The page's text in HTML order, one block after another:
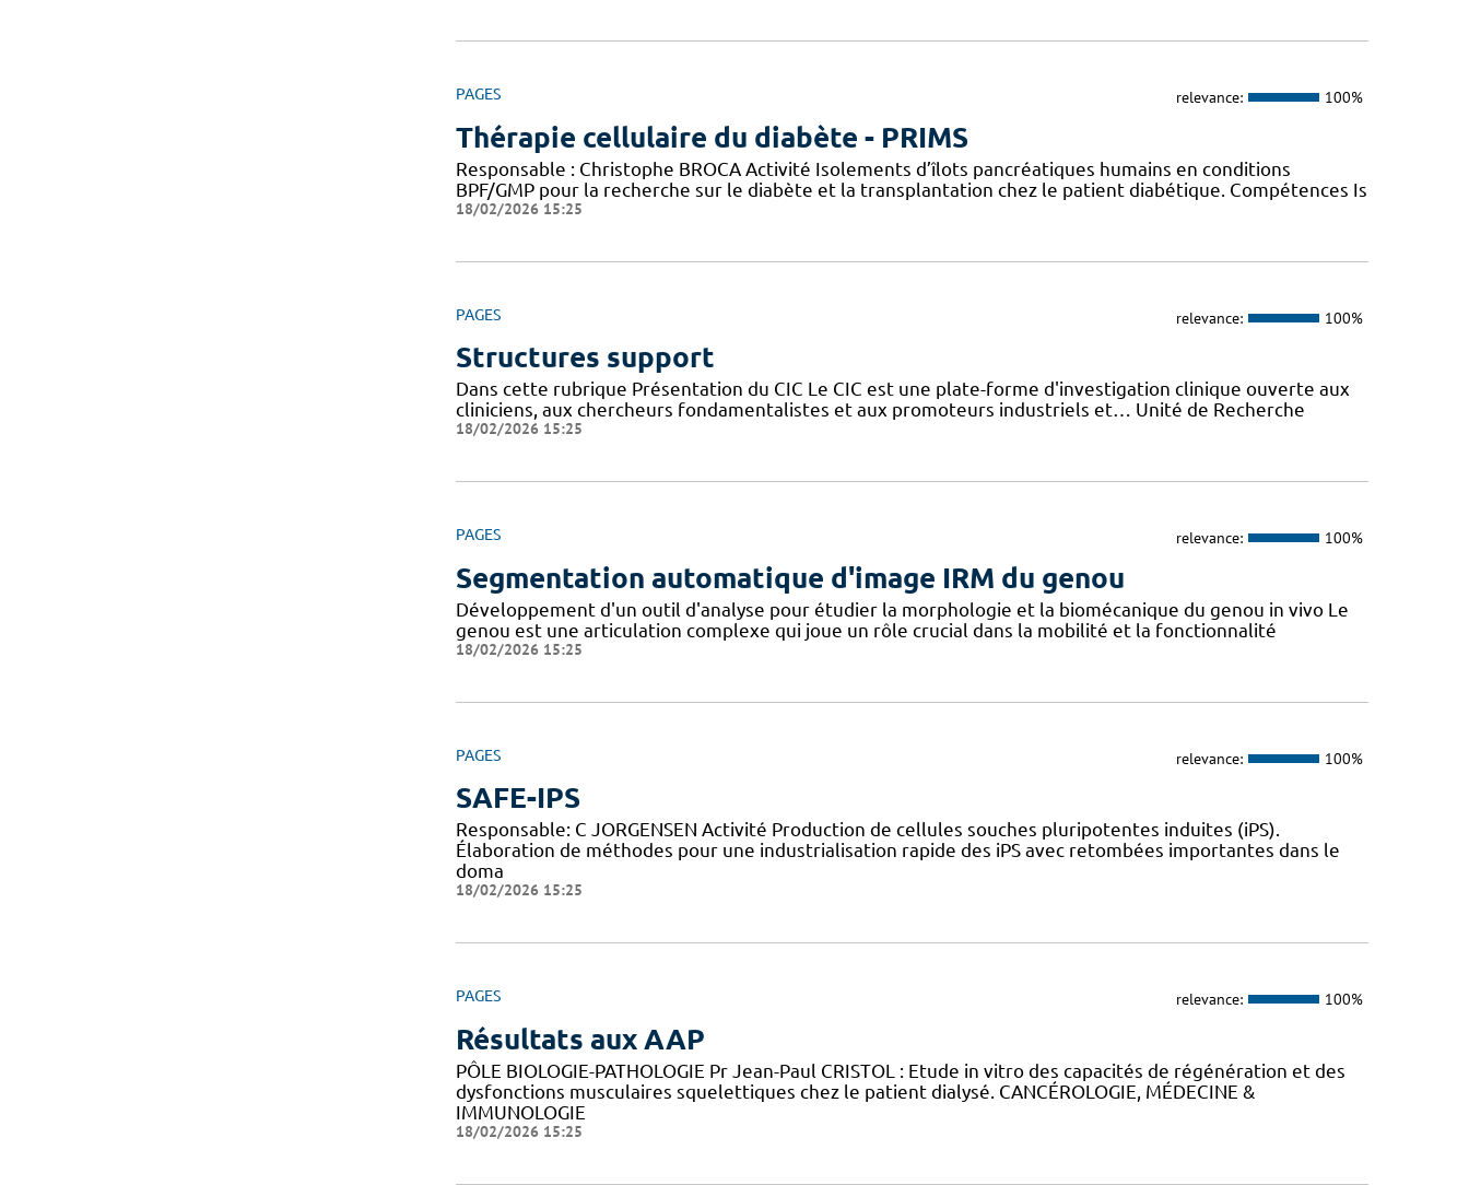
PAGES relevance: 100%
Thérapie cellulaire du diabète - PRIMS
Responsable : Christophe BROCA Activité Isolements d’îlots pancréatiques humains en conditions
BPF/GMP pour la recherche sur le diabète et la transplantation chez le patient diabétique. Compétences Is
18/02/2026 15:25
PAGES relevance: 100%
Structures support
Dans cette rubrique Présentation du CIC Le CIC est une plate-forme d'investigation clinique ouverte aux
cliniciens, aux chercheurs fondamentalistes et aux promoteurs industriels et… Unité de Recherche
18/02/2026 15:25
PAGES relevance: 100%
Segmentation automatique d'image IRM du genou
Développement d'un outil d'analyse pour étudier la morphologie et la biomécanique du genou in vivo Le
genou est une articulation complexe qui joue un rôle crucial dans la mobilité et la fonctionnalité
18/02/2026 15:25
PAGES relevance: 100%
SAFE-IPS
Responsable: C JORGENSEN Activité Production de cellules souches pluripotentes induites (iPS).
Élaboration de méthodes pour une industrialisation rapide des iPS avec retombées importantes dans le
doma
18/02/2026 15:25
PAGES relevance: 100%
Résultats aux AAP
PÔLE BIOLOGIE-PATHOLOGIE Pr Jean-Paul CRISTOL : Etude in vitro des capacités de régénération et des
dysfonctions musculaires squelettiques chez le patient dialysé. CANCÉROLOGIE, MÉDECINE &
IMMUNOLOGIE
18/02/2026 15:25